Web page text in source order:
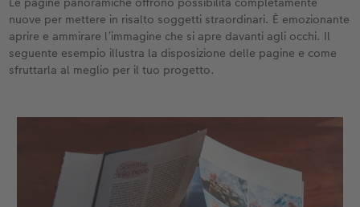
nuove per mettere in risalto soggetti straordinari. È emozionante
aprire e ammirare l’immagine che si apre davanti agli occhi. Il
seguente esempio illustra la disposizione delle pagine e come
sfruttarla al meglio per il tuo progetto.